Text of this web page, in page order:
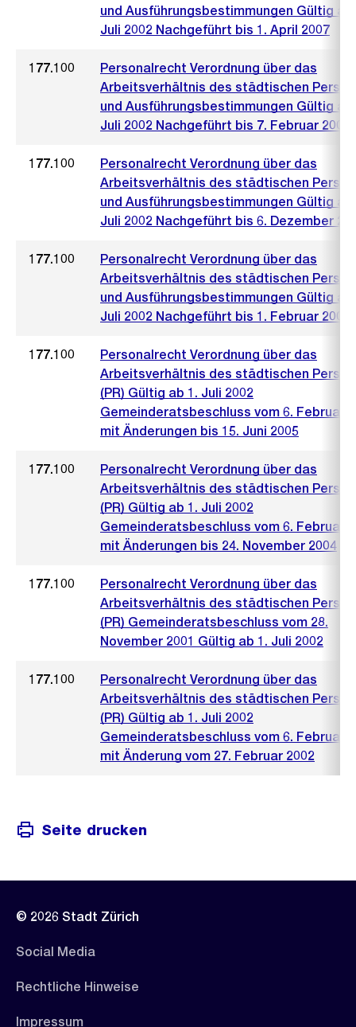
und Ausführungsbestimmungen Gültig ab
Juli 2002 Nachgeführt bis 1. April 2007
177.100
Personalrecht Verordnung über das
Arbeitsverhältnis des städtischen
und Ausführungsbestimmungen Gültig ab
Juli 2002 Nachgeführt bis 7. Februar 2007
177.100
Personalrecht Verordnung über das
Arbeitsverhältnis des städtischen
und Ausführungsbestimmungen Gültig ab
Juli 2002 Nachgeführt bis 6. Dezember
177.100
Personalrecht Verordnung über das
Arbeitsverhältnis des städtischen
und Ausführungsbestimmungen Gültig ab
Juli 2002 Nachgeführt bis 1. Februar 2006
177.100
Personalrecht Verordnung über das
Arbeitsverhältnis des städtischen
(PR) Gültig ab 1. Juli 2002
Gemeinderatsbeschluss vom 6. Februar
mit Änderungen bis 15. Juni 2005
177.100
Personalrecht Verordnung über das
Arbeitsverhältnis des städtischen
(PR) Gültig ab 1. Juli 2002
Gemeinderatsbeschluss vom 6. Februar
mit Änderungen bis 24. November 2004
177.100
Personalrecht Verordnung über das
Arbeitsverhältnis des städtischen
(PR) Gemeinderatsbeschluss vom 28.
November 2001 Gültig ab 1. Juli 2002
177.100
Personalrecht Verordnung über das
Arbeitsverhältnis des städtischen
(PR) Gültig ab 1. Juli 2002
Gemeinderatsbeschluss vom 6. Februar
mit Änderung vom 27. Februar 2002
Seite drucken
© 2026 Stadt Zürich
Social Media
Rechtliche Hinweise
Impressum